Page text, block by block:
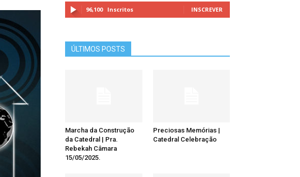
96,100 Inscritos INSCREVER
ÚLTIMOS POSTS
Marcha da Construção
da Catedral | Pra.
Rebekah Câmara
15/05/2025.
Preciosas Memórias |
Catedral Celebração